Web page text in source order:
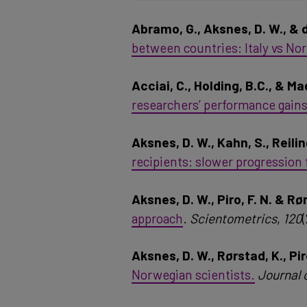
Abramo, G., Aksnes, D. W., &
between countries: Italy vs
Acciai, C., Holding, B.C., &
researchers’ performance
Aksnes, D. W., Kahn, S.,
recipients: slower progression
Aksnes, D. W., Piro, F. N. &
approach. Scientometrics, 120
Aksnes, D. W., Rørstad, K.,
Norwegian scientists. Journal